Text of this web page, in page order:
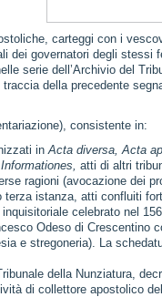
carteggi con i
dei governatori degli stessi
serie dell’Archivio del
della precedente
consistente in:
in Acta diversa, Acta
atti di altri
ragioni (avocazione dei
istanza, atti confluiti
celebrato nel
Odeso di Crescentino
e stregoneria). La
della Nunziatura,
di collettore apostolico